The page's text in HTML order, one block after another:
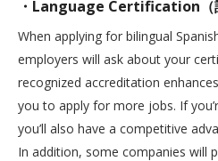
・Language Certification（
When applying for bilingual
employers will ask about your
recognized accreditation
you to apply for more jobs. If
you’ll also have a competitive
In addition, some companies will